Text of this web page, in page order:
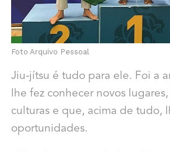
Foto Arquivo Pessoal
Jiu-jítsu é tudo para ele. Foi a
lhe fez conhecer novos
culturas e que, acima de tudo,
oportunidades.